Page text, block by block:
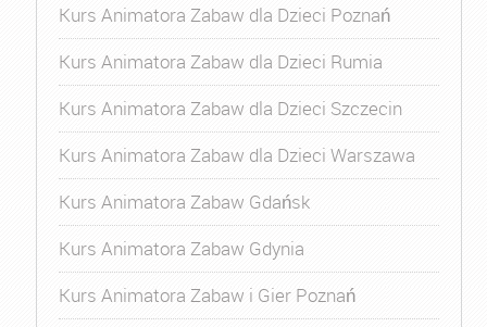
Kurs Animatora Zabaw dla Dzieci Poznań
Kurs Animatora Zabaw dla Dzieci Rumia
Kurs Animatora Zabaw dla Dzieci Szczecin
Kurs Animatora Zabaw dla Dzieci Warszawa
Kurs Animatora Zabaw Gdańsk
Kurs Animatora Zabaw Gdynia
Kurs Animatora Zabaw i Gier Poznań